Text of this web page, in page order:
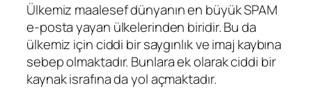
Ülkemiz maalesef dünyanın en büyük SPAM
e-posta yayan ülkelerinden biridir. Bu da
ülkemiz için ciddi bir saygınlık ve imaj kaybına
sebep olmaktadır. Bunlara ek olarak ciddi bir
kaynak israfına da yol açmaktadır.